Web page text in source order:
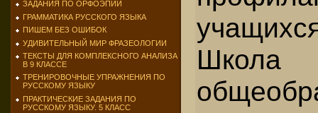
ЗАДАНИЯ ПО ОРФОЭПИИ
ГРАММАТИКА РУССКОГО ЯЗЫКА
ПИШЕМ БЕЗ ОШИБОК
УДИВИТЕЛЬНЫЙ МИР ФРАЗЕОЛОГИИ
ТЕКСТЫ ДЛЯ КОМПЛЕКСНОГО АНАЛИЗА
В 9 КЛАССЕ
ТРЕНИРОВОЧНЫЕ УПРАЖНЕНИЯ ПО
РУССКОМУ ЯЗЫКУ
ПРАКТИЧЕСКИЕ ЗАДАНИЯ ПО
РУССКОМУ ЯЗЫКУ. 5 КЛАСС